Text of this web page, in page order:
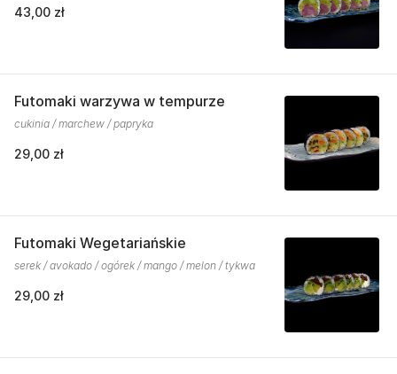
43,00 zł
Futomaki warzywa w tempurze
cukinia / marchew / papryka
29,00 zł
Futomaki Wegetariańskie
serek / avokado / ogórek / mango / melon / tykwa
29,00 zł